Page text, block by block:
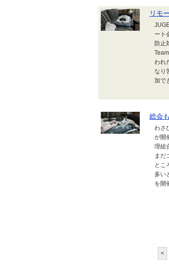
リモ
ート
防止
われ
なり
加で
総会
わさ
が開
理組
まだ
とこ
多い
を開
<